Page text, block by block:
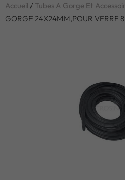
Accueil / Tubes A Gorge Et
GORGE 24X24MM,POUR VERRE